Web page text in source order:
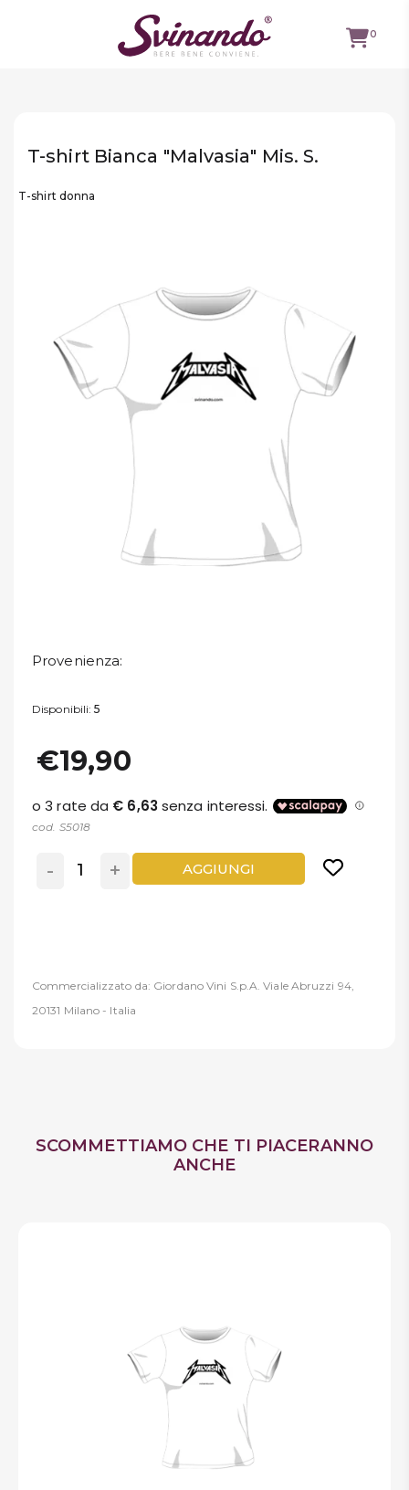
0
VINI ROSSI
BOLLICINE
CAVEAU
SPIRITS
T-shirt Bianca "Malvasia" Mis. S.
T-shirt donna
Provenienza:
Disponibili:5
€19,90
cod. S5018
- + AGGIUNGI
Commercializzato da: Giordano Vini S.p.A. Viale Abruzzi 94,
20131 Milano - Italia
SCOMMETTIAMO CHE TI PIACERANNO
ANCHE